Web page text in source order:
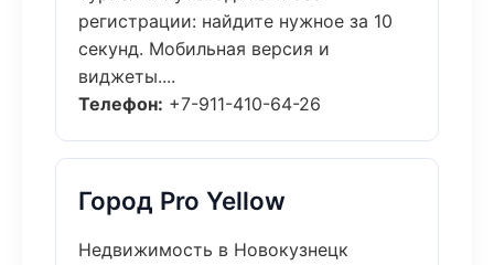
регистрации: найдите нужное за 10
секунд. Мобильная версия и
виджеты....
Телефон: +7-911-410-64-26
Город Pro Yellow
Недвижимость в Новокузнецк